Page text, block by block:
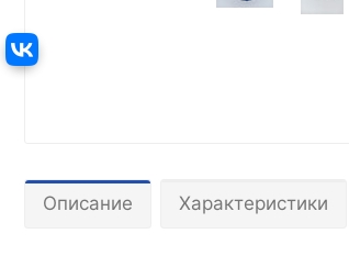
Описание Характеристики